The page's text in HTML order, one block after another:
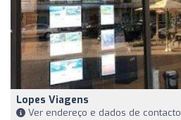
Lopes Viagens
Ver endereço e dados de contacto